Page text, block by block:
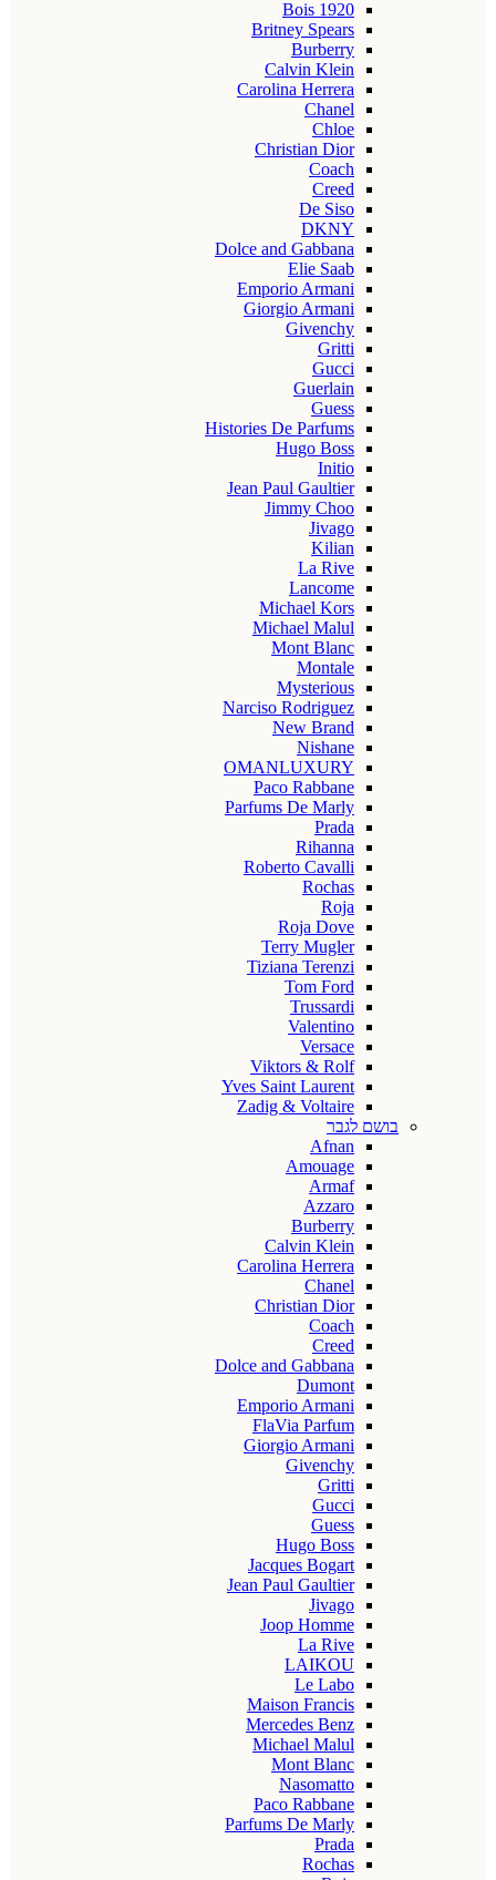
Bois 1920
Britney Spears
Burberry
Calvin Klein
Carolina Herrera
Chanel
Chloe
Christian Dior
Coach
Creed
De Siso
DKNY
Dolce and Gabbana
Elie Saab
Emporio Armani
Giorgio Armani
Givenchy
Gritti
Gucci
Guerlain
Guess
Histories De Parfums
Hugo Boss
Initio
Jean Paul Gaultier
Jimmy Choo
Jivago
Kilian
La Rive
Lancome
Michael Kors
Michael Malul
Mont Blanc
Montale
Mysterious
Narciso Rodriguez
New Brand
Nishane
OMANLUXURY
Paco Rabbane
Parfums De Marly
Prada
Rihanna
Roberto Cavalli
Rochas
Roja
Roja Dove
Terry Mugler
Tiziana Terenzi
Tom Ford
Trussardi
Valentino
Versace
Viktors & Rolf
Yves Saint Laurent
Zadig & Voltaire
בושם לגבר
Afnan
Amouage
Armaf
Azzaro
Burberry
Calvin Klein
Carolina Herrera
Chanel
Christian Dior
Coach
Creed
Dolce and Gabbana
Dumont
Emporio Armani
FlaVia Parfum
Giorgio Armani
Givenchy
Gritti
Gucci
Guess
Hugo Boss
Jacques Bogart
Jean Paul Gaultier
Jivago
Joop Homme
La Rive
LAIKOU
Le Labo
Maison Francis
Mercedes Benz
Michael Malul
Mont Blanc
Nasomatto
Paco Rabbane
Parfums De Marly
Prada
Rochas